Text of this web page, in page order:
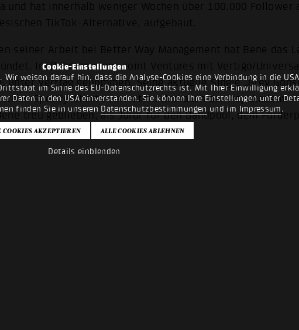
Cookie-Einstellungen
Wir weisen darauf hin, dass die Analyse-Cookies eine Verbindung in die USA
im Sinne des EU-Datenschutzrechts ist. Mit Ihrer Einwilligung
Daten in den USA einverstanden. Sie können Ihre Einstellungen unter
finden Sie in unseren Datenschutzbestimmungen und im Impressum.
Details einblenden
und hat innerhalb weniger Wochen über 100.000 Follower
TikTok-Alternative, aufgebaut.
seiner Arbeit bei Better Way Management hat Bene das
Im Rahmen eines Joint Ventures mit Vertigo/
unter Vertrag genommen. Seine aktuelle Single „Grey
Spotify-Charts vertreten. Und auch der Popakademie
treu geblieben, als Juror für den Bandpool, dem
MusikerInnen.